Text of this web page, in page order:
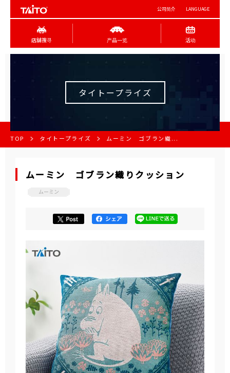
公司简介 LANGUAGE
店舖搜寻 产品一览 活动
タイトープライズ
TOP タイトープライズ ムーミン ゴブラン織...
ムーミン ゴブラン織りクッション
ムーミン